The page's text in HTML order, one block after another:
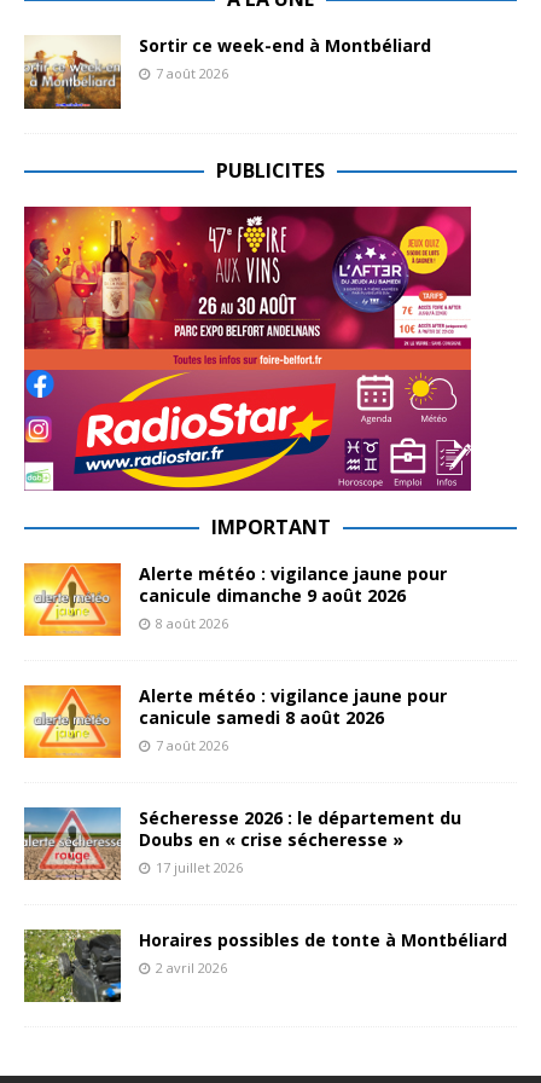
Sortir ce week-end à Montbéliard
7 août 2026
PUBLICITES
IMPORTANT
Alerte météo : vigilance jaune pour
canicule dimanche 9 août 2026
8 août 2026
Alerte météo : vigilance jaune pour
canicule samedi 8 août 2026
7 août 2026
Sécheresse 2026 : le département du
Doubs en « crise sécheresse »
17 juillet 2026
Horaires possibles de tonte à Montbéliard
2 avril 2026